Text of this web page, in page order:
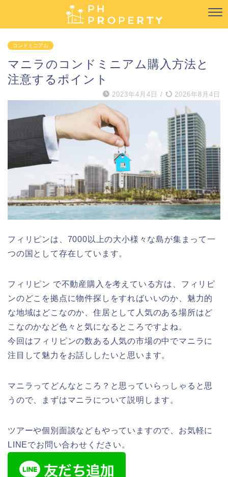
コンドミニアム
マニラのコンドミニアム購入方法と
注意するポイント
2023年4月4日 / 2026年8月4日
フィリピンは、7000以上の大小様々な島が集まって一
つの国として存在しています。
フィリピン で不動産購入を考えている方は、フィリピ
ンのどこを拠点に物件探しをすればいいのか、魅力的
な地域はどこなのか、住居として人気のある場所はど
こなのかなど色々と気になるところですよね。
今回はフィリピンの数ある人気の市場の中でマニラに
注目して魅力をお話ししたいと思います。
マニラってどんなところ？と思っていらっしゃると思
うので、まずはマニラについて説明します。
ツアーや個別面談などもやっていますので、お気軽に
LINEでお問い合わせください。